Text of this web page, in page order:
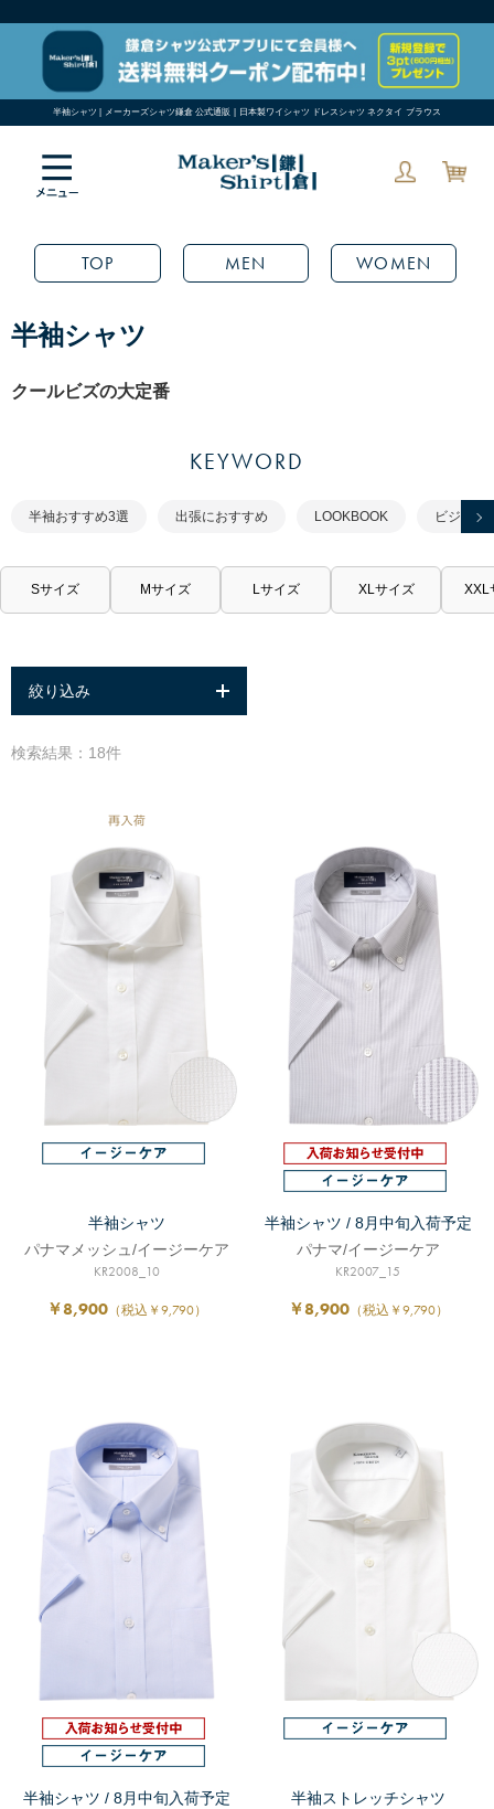
半袖シャツ | メーカーズシャツ鎌倉 公式通販 | 日本製ワイシャツ ドレスシャツ ネクタイ ブラウス
TOP MEN WOMEN
半袖シャツ
クールビズの大定番
KEYWORD
半袖おすすめ3選 出張におすすめ LOOKBOOK ビジネス
Sサイズ Mサイズ Lサイズ XLサイズ XXL
絞り込み
検索結果：18件
半袖シャツ
パナマメッシュ/イージーケア
KR2008_10
￥8,900（税込￥9,790）
半袖シャツ / 8月中旬入荷予定
パナマ/イージーケア
KR2007_15
￥8,900（税込￥9,790）
半袖シャツ / 8月中旬入荷予定
半袖ストレッチシャツ